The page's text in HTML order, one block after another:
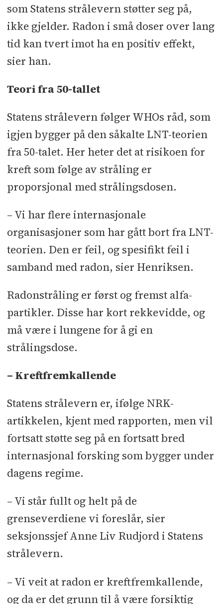
som Statens strålevern støtter seg på,
ikke gjelder. Radon i små doser over lang
tid kan tvert imot ha en positiv effekt,
sier han.
Teori fra 50-tallet
Statens strålevern følger WHOs råd, som
igjen bygger på den såkalte LNT-teorien
fra 50-talet. Her heter det at risikoen for
kreft som følge av stråling er
proporsjonal med strålingsdosen.
– Vi har flere internasjonale
organisasjoner som har gått bort fra LNT-
teorien. Den er feil, og spesifikt feil i
samband med radon, sier Henriksen.
Radonstråling er først og fremst alfa-
partikler. Disse har kort rekkevidde, og
må være i lungene for å gi en
strålingsdose.
– Kreftfremkallende
Statens strålevern er, ifølge NRK-
artikkelen, kjent med rapporten, men vil
fortsatt støtte seg på en fortsatt bred
internasjonal forsking som bygger under
dagens regime.
– Vi står fullt og helt på de
grenseverdiene vi foreslår, sier
seksjonssjef Anne Liv Rudjord i Statens
strålevern.
– Vi veit at radon er kreftfremkallende,
og da er det grunn til å være forsiktig